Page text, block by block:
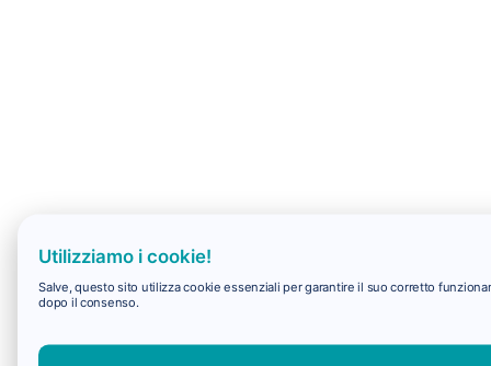
Utilizziamo i cookie!
Salve, questo sito utilizza cookie essenziali per garantire il suo corretto
dopo il consenso.